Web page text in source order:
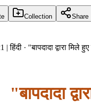
Collection Share
| हिंदी · "बापदादा द्वारा
"बापदादा